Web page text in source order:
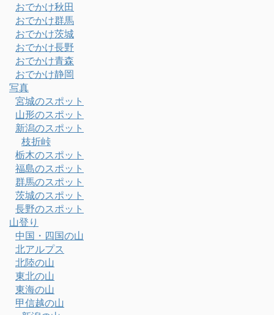
おでかけ秋田
おでかけ群馬
おでかけ茨城
おでかけ長野
おでかけ青森
おでかけ静岡
写真
宮城のスポット
山形のスポット
新潟のスポット
枝折峠
栃木のスポット
福島のスポット
群馬のスポット
茨城のスポット
長野のスポット
山登り
中国・四国の山
北アルプス
北陸の山
東北の山
東海の山
甲信越の山